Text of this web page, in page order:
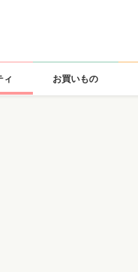
ィ お買いもの